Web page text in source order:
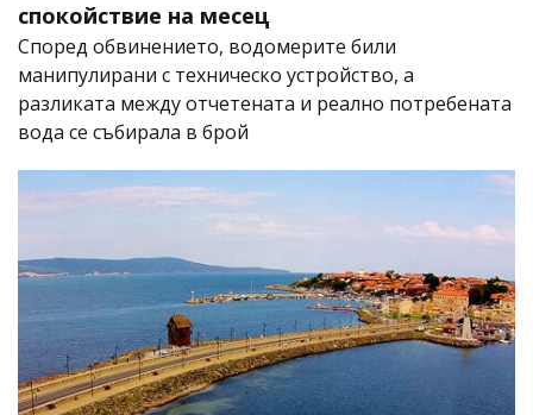
спокойствие на месец
Според обвинението, водомерите били
манипулирани с техническо устройство, а
разликата между отчетената и реално потребената
вода се събирала в брой